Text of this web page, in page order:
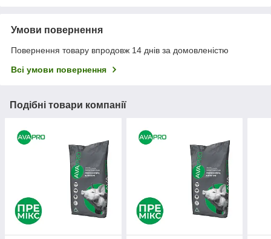
Умови повернення
Повернення товару впродовж 14 днів за домовленістю
Всі умови повернення
Подібні товари компанії